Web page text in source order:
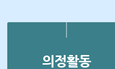
의정활동